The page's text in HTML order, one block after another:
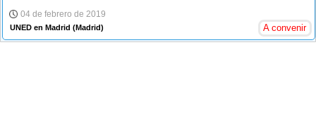
04 de febrero de 2019
UNED en Madrid (Madrid) A convenir